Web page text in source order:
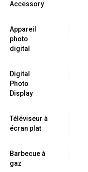
Accessory
Appareil
photo
digital
Digital
Photo
Display
Téléviseur à
écran plat
Barbecue à
gaz